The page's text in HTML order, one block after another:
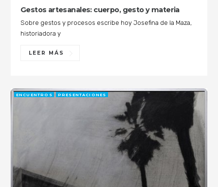
Gestos artesanales: cuerpo, gesto y materia
Sobre gestos y procesos escribe hoy Josefina de la Maza,
historiadora y
LEER MÁS
ENCUENTROS PRESENTACIONES